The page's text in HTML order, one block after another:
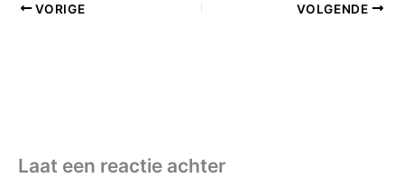
VORIGE VOLGENDE
Laat een reactie achter